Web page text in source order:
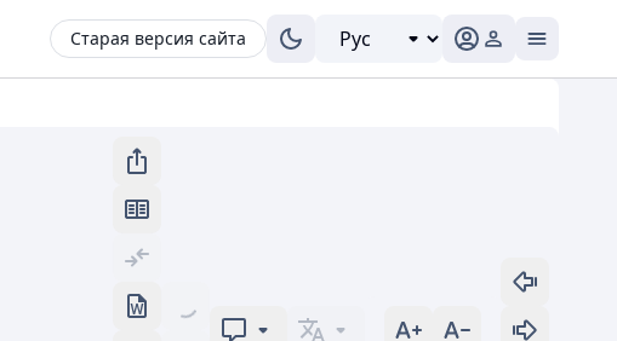
Старая версия сайта